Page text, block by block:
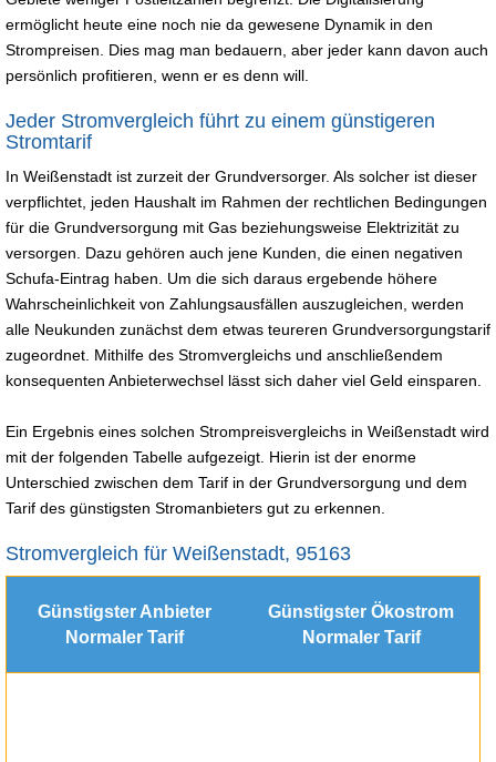
ermöglicht heute eine noch nie da gewesene Dynamik in den
Strompreisen. Dies mag man bedauern, aber jeder kann davon auch
persönlich profitieren, wenn er es denn will.
Jeder Stromvergleich führt zu einem günstigeren
Stromtarif
In Weißenstadt ist zurzeit der Grundversorger. Als solcher ist dieser
verpflichtet, jeden Haushalt im Rahmen der rechtlichen Bedingungen
für die Grundversorgung mit Gas beziehungsweise Elektrizität zu
versorgen. Dazu gehören auch jene Kunden, die einen negativen
Schufa-Eintrag haben. Um die sich daraus ergebende höhere
Wahrscheinlichkeit von Zahlungsausfällen auszugleichen, werden
alle Neukunden zunächst dem etwas teureren Grundversorgungstarif
zugeordnet. Mithilfe des Stromvergleichs und anschließendem
konsequenten Anbieterwechsel lässt sich daher viel Geld einsparen.
Ein Ergebnis eines solchen Strompreisvergleichs in Weißenstadt wird
mit der folgenden Tabelle aufgezeigt. Hierin ist der enorme
Unterschied zwischen dem Tarif in der Grundversorgung und dem
Tarif des günstigsten Stromanbieters gut zu erkennen.
Stromvergleich für Weißenstadt, 95163
Günstigster Anbieter
Normaler Tarif
Günstigster Ökostrom
Normaler Tarif